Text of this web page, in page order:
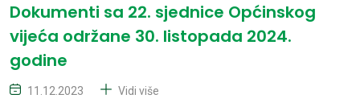
Dokumenti sa 22. sjednice Općinskog
vijeća održane 30. listopada 2024.
godine
11.12.2023 Vidi više